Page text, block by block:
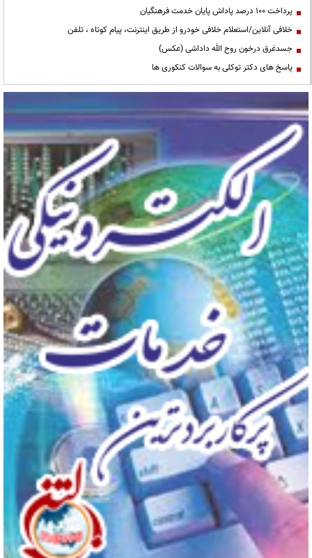
پرداخت ۱۰۰ درصد پاداش پایان خدمت فرهنگیان
خلافی آنلاین/استعلام خلافی خودرو از طریق اینترنت، پیام کوتاه ، تلفن
جسدغرق درخون روح الله داداشی (عکس)
پاسخ های دکتر توکلی به سوالات کنکوری ها